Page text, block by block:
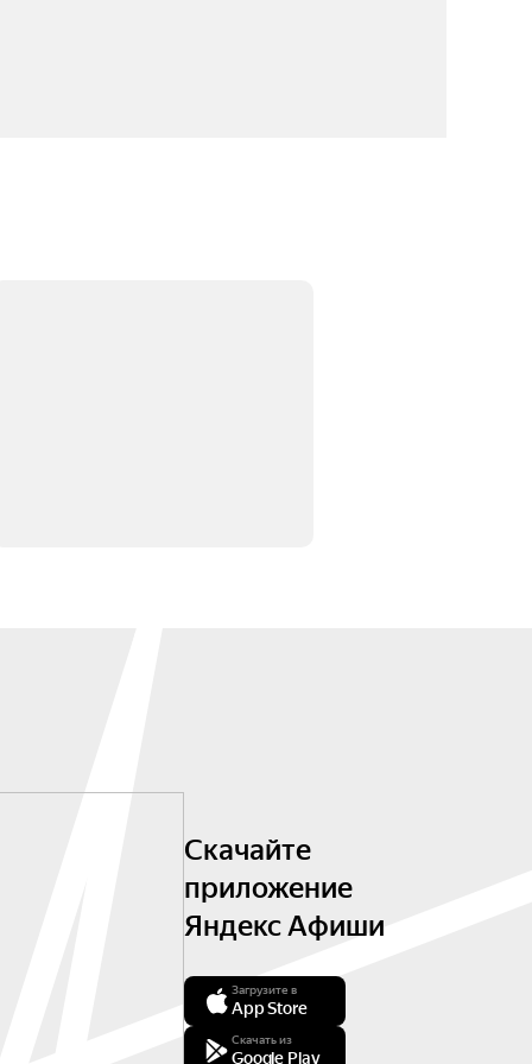
Скачайте
приложение
Яндекс Афиши
Загрузите в
App Store
Скачать из
Google Play